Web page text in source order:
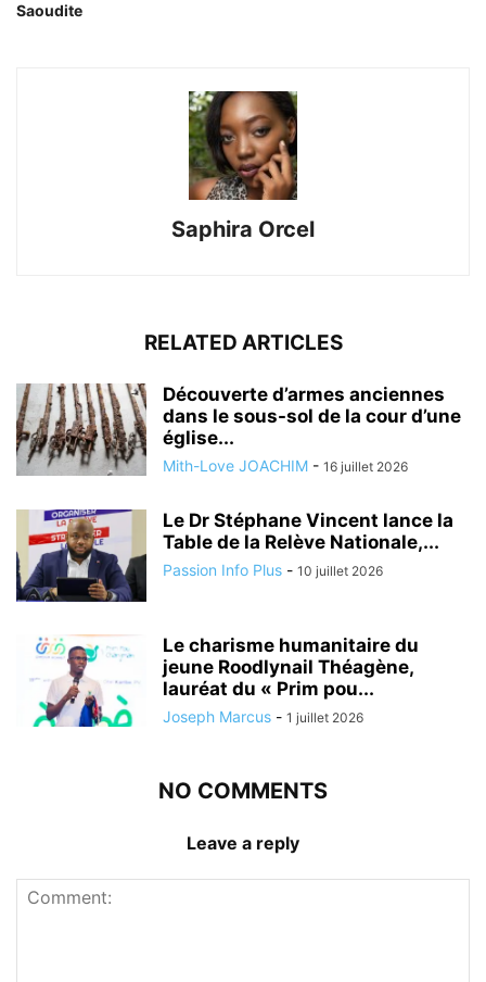
Saoudite
Saphira Orcel
RELATED ARTICLES
Découverte d’armes anciennes
dans le sous-sol de la cour d’une
église...
Mith-Love JOACHIM - 16 juillet 2026
Le Dr Stéphane Vincent lance la
Table de la Relève Nationale,...
Passion Info Plus - 10 juillet 2026
Le charisme humanitaire du
jeune Roodlynail Théagène,
lauréat du « Prim pou...
Joseph Marcus - 1 juillet 2026
NO COMMENTS
Leave a reply